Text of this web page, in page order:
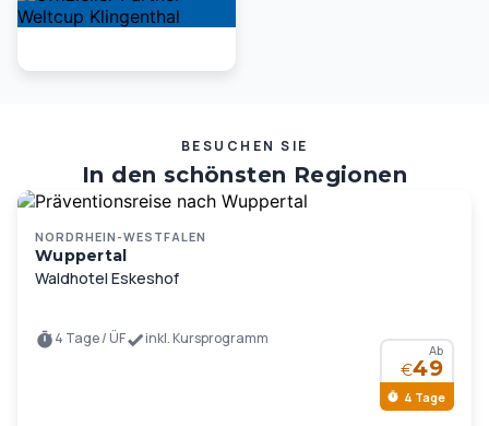
BESUCHEN SIE
In den schönsten Regionen
Deutschlands und Europas …
Ab
€49
4 Tage
NORDRHEIN-WESTFALEN
Wuppertal
Waldhotel Eskeshof
4 Tage / ÜF inkl. Kursprogramm